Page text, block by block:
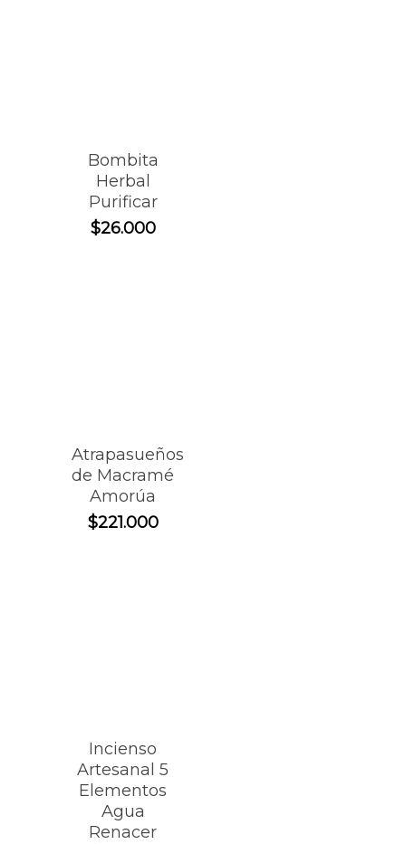
Bombita
Herbal
Purificar
$26.000
Atrapasueños
de Macramé
Amorúa
$221.000
Incienso
Artesanal 5
Elementos
Agua
Renacer